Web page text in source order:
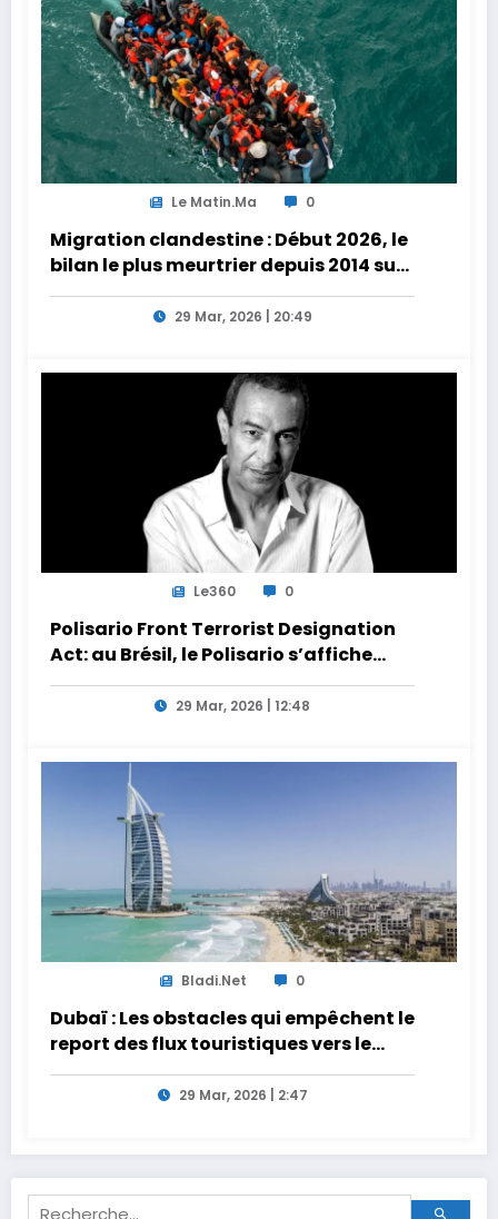
Le Matin.ma 0
Migration clandestine : Début 2026, le
bilan le plus meurtrier depuis 2014 sur
les côtes de l’Afrique du Nord
29 Mar, 2026 | 20:49
Le360 0
Polisario Front Terrorist Designation
Act: au Brésil, le Polisario s’affiche
dans la nébuleuse pro-Iran
29 Mar, 2026 | 12:48
Bladi.net 0
Dubaï : Les obstacles qui empêchent le
report des flux touristiques vers le
Maroc
29 Mar, 2026 | 2:47